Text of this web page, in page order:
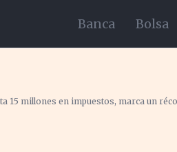
Banca Bolsa
15 millones en impuestos, marca un